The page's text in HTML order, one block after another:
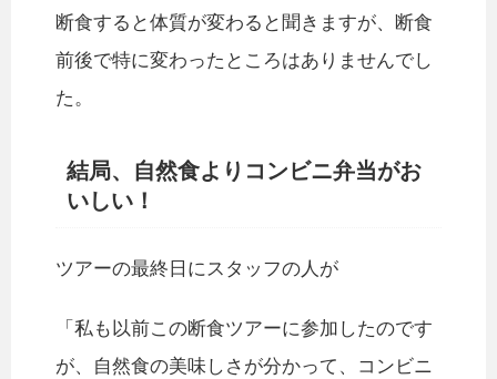
断食すると体質が変わると聞きますが、断食
前後で特に変わったところはありませんでし
た。
結局、自然食よりコンビニ弁当がお
いしい！
ツアーの最終日にスタッフの人が
「私も以前この断食ツアーに参加したのです
が、自然食の美味しさが分かって、コンビニ